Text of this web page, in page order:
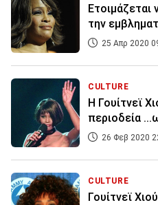
Ετοιμάζεται
την
25 Απρ 2020
CULTURE
Η Γουίτνεϊ
περιοδεία
26 Φεβ 2020
CULTURE
Γουίτνεϊ